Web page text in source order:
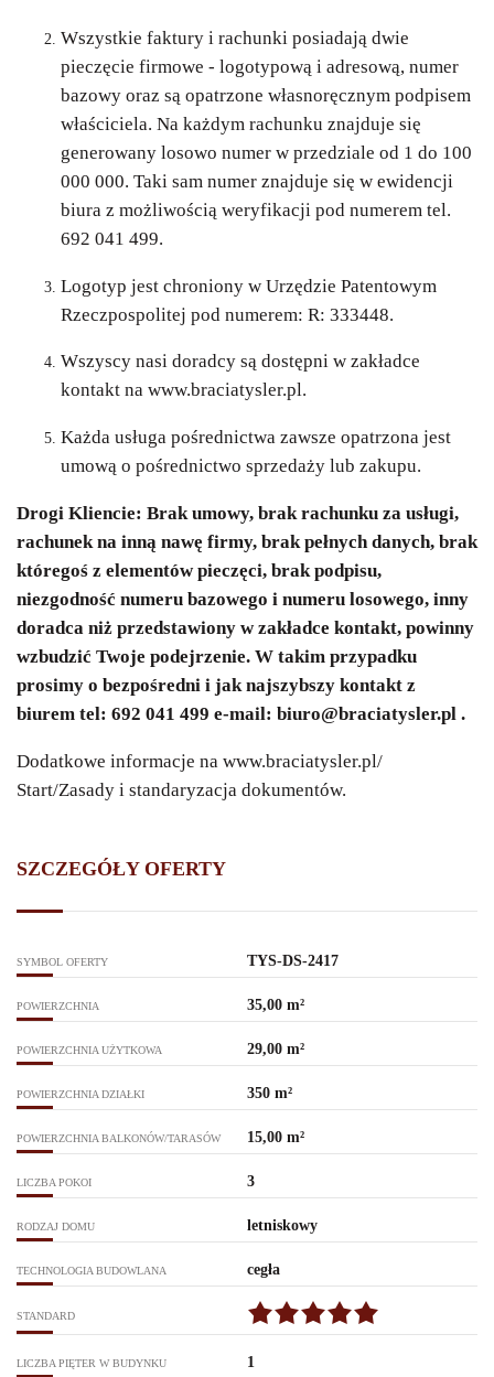
Wszystkie faktury i rachunki posiadają dwie
pieczęcie firmowe - logotypową i adresową, numer
bazowy oraz są opatrzone własnoręcznym podpisem
właściciela. Na każdym rachunku znajduje się
generowany losowo numer w przedziale od 1 do 100
000 000. Taki sam numer znajduje się w ewidencji
biura z możliwością weryfikacji pod numerem tel.
692 041 499.
Logotyp jest chroniony w Urzędzie Patentowym
Rzeczpospolitej pod numerem: R: 333448.
Wszyscy nasi doradcy są dostępni w zakładce
kontakt na www.braciatysler.pl.
Każda usługa pośrednictwa zawsze opatrzona jest
umową o pośrednictwo sprzedaży lub zakupu.
Drogi Kliencie: Brak umowy, brak rachunku za usługi,
rachunek na inną nawę firmy, brak pełnych danych, brak
któregoś z elementów pieczęci, brak podpisu,
niezgodność numeru bazowego i numeru losowego, inny
doradca niż przedstawiony w zakładce kontakt, powinny
wzbudzić Twoje podejrzenie. W takim przypadku
prosimy o bezpośredni i jak najszybszy kontakt z
biurem tel: 692 041 499 e-mail: biuro@braciatysler.pl .
Dodatkowe informacje na www.braciatysler.pl/
Start/Zasady i standaryzacja dokumentów.
SZCZEGÓŁY OFERTY
SYMBOL OFERTY TYS-DS-2417
POWIERZCHNIA 35,00 m²
POWIERZCHNIA UŻYTKOWA 29,00 m²
POWIERZCHNIA DZIAŁKI 350 m²
POWIERZCHNIA BALKONÓW/TARASÓW 15,00 m²
LICZBA POKOI 3
RODZAJ DOMU letniskowy
TECHNOLOGIA BUDOWLANA cegła
STANDARD
LICZBA PIĘTER W BUDYNKU 1